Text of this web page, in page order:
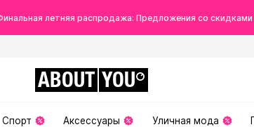
летняя распродажа: Предложения со
ABOUT YOU
Спорт Аксессуары Уличная мода